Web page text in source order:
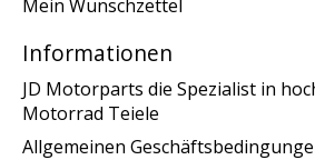
Mein Wunschzettel
Informationen
JD Motorparts die Spezialist in
Motorrad Teiele
Allgemeinen